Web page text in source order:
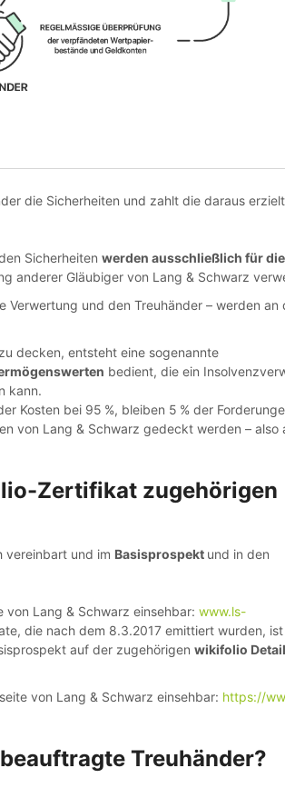
die Sicherheiten und zahlt die daraus
Sicherheiten werden ausschließlich für
anderer Gläubiger von Lang & Schwarz
Verwertung und den Treuhänder – werden an
decken, entsteht eine sogenannte
bedient, die ein
kann.
Kosten bei 95 %, bleiben 5 % der
von Lang & Schwarz gedeckt werden – also
Zertifikat zugehörigen
vereinbart und im Basisprospekt und in den
von Lang & Schwarz einsehbar: www.ls-
die nach dem 8.3.2017 emittiert wurden,
auf der zugehörigen wikifolio
von Lang & Schwarz einsehbar: https://
Treuhänder?